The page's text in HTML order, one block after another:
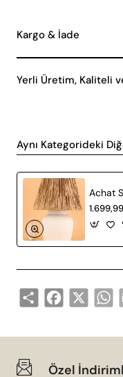
Kargo & İade
Yerli Üretim, Kaliteli
Aynı Kategorideki
Share Facebook
X
Özel